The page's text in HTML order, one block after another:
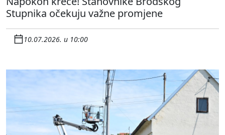
Stupnika očekuju važne promjene
10.07.2026. u 10:00